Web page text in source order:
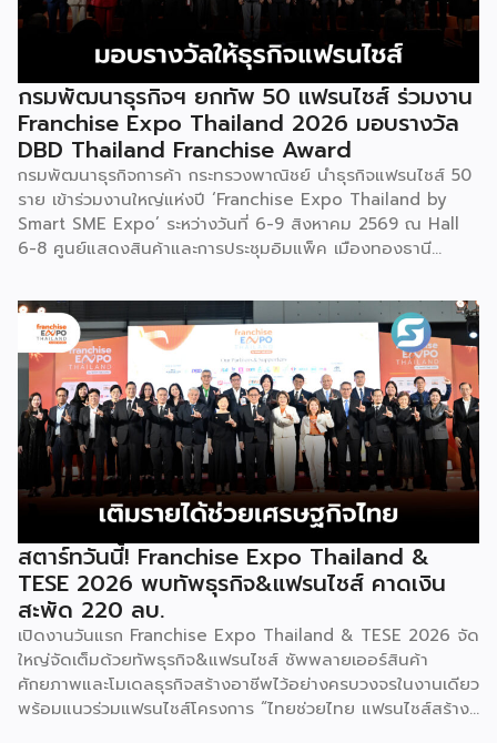
กรมพัฒนาธุรกิจฯ ยกทัพ 50 แฟรนไชส์ ร่วมงาน
Franchise Expo Thailand 2026 มอบรางวัล
DBD Thailand Franchise Award
กรมพัฒนาธุรกิจการค้า กระทรวงพาณิชย์ นำธุรกิจแฟรนไชส์ 50
ราย เข้าร่วมงานใหญ่แห่งปี ‘Franchise Expo Thailand by
Smart SME Expo’ ระหว่างวันที่ 6-9 สิงหาคม 2569 ณ Hall
6-8 ศูนย์แสดงสินค้าและการประชุมอิมแพ็ค เมืองทองธานี
2026 ให้แก่ผู้ประกอบธุรกิจแฟรนไชส์ที่อยู่ในการส่งเสริมสนับสนุน
ของกรมฯ นายพูนพงษ์ นัยนาภากรณ์ อธิบดีกรมพัฒนาธุรกิจ
การค้า กระทรวงพาณิชย์ เปิดเผยภายหลังเป็นประธานเปิดงาน
“งานแฟรนไชส์ เอ็กซ์โป ไทยแลนด์ บาย สมาร์ท เอสเอ็มอี เอ็กซ์
โป (Franchise Expo Thailand by Smart SME Expo)” ซึ่ง
เป็นงานแสดงธุรกิจแฟรนไชส์ชั้นนำที่จัดขึ้นโดย บริษัท พีเอ็มจี
คอร์ปอเรชัน จำกัด เพื่อยกระดับศักยภาพของผู้ประกอบการและ
เจ้าของธุรกิจที่ต้องการขยายกิจการผ่านระบบแฟรนไชส์ […]
สตาร์ทวันนี้! Franchise Expo Thailand &
TESE 2026 พบทัพธุรกิจ&แฟรนไชส์ คาดเงิน
สะพัด 220 ลบ.
เปิดงานวันแรก Franchise Expo Thailand & TESE 2026 จัด
ใหญ่จัดเต็มด้วยทัพธุรกิจ&แฟรนไชส์ ซัพพลายเออร์สินค้า
ศักยภาพและโมเดลธุรกิจสร้างอาชีพไว้อย่างครบวงจรในงานเดียว
พร้อมแนวร่วมแฟรนไชส์โครงการ “ไทยช่วยไทย แฟรนไชส์สร้าง